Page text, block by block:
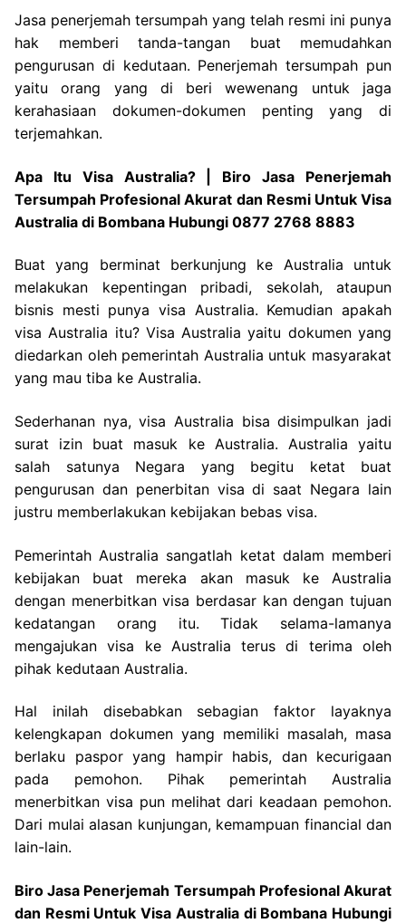
Jasa penerjemah tersumpah yang telah resmi ini punya
hak memberi tanda-tangan buat memudahkan
pengurusan di kedutaan. Penerjemah tersumpah pun
yaitu orang yang di beri wewenang untuk jaga
kerahasiaan dokumen-dokumen penting yang di
terjemahkan.
Apa Itu Visa Australia? | Biro Jasa Penerjemah
Tersumpah Profesional Akurat dan Resmi Untuk Visa
Australia di Bombana Hubungi 0877 2768 8883
Buat yang berminat berkunjung ke Australia untuk
melakukan kepentingan pribadi, sekolah, ataupun
bisnis mesti punya visa Australia. Kemudian apakah
visa Australia itu? Visa Australia yaitu dokumen yang
diedarkan oleh pemerintah Australia untuk masyarakat
yang mau tiba ke Australia.
Sederhanan nya, visa Australia bisa disimpulkan jadi
surat izin buat masuk ke Australia. Australia yaitu
salah satunya Negara yang begitu ketat buat
pengurusan dan penerbitan visa di saat Negara lain
justru memberlakukan kebijakan bebas visa.
Pemerintah Australia sangatlah ketat dalam memberi
kebijakan buat mereka akan masuk ke Australia
dengan menerbitkan visa berdasar kan dengan tujuan
kedatangan orang itu. Tidak selama-lamanya
mengajukan visa ke Australia terus di terima oleh
pihak kedutaan Australia.
Hal inilah disebabkan sebagian faktor layaknya
kelengkapan dokumen yang memiliki masalah, masa
berlaku paspor yang hampir habis, dan kecurigaan
pada pemohon. Pihak pemerintah Australia
menerbitkan visa pun melihat dari keadaan pemohon.
Dari mulai alasan kunjungan, kemampuan financial dan
lain-lain.
Biro Jasa Penerjemah Tersumpah Profesional Akurat
dan Resmi Untuk Visa Australia di Bombana Hubungi